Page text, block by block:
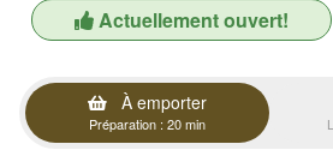
Actuellement ouvert!
À emporter
Préparation : 20 min